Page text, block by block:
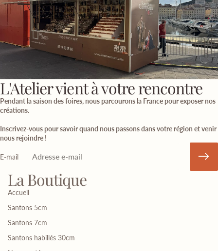
L'Atelier vient à votre rencontre
Pendant la saison des foires, nous parcourons la France pour exposer nos
créations.
Inscrivez-vous pour savoir quand nous passons dans votre région et venir
nous rejoindre !
E-mail
La Boutique
Accueil
Santons 5cm
Santons 7cm
Santons habillés 30cm